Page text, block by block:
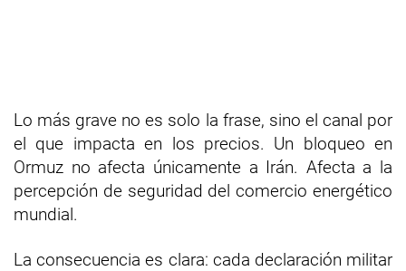
Lo más grave no es solo la frase, sino el canal por
el que impacta en los precios. Un bloqueo en
Ormuz no afecta únicamente a Irán. Afecta a la
percepción de seguridad del comercio energético
mundial.
La consecuencia es clara: cada declaración militar